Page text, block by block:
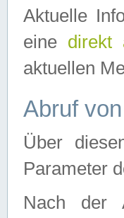
Aktuelle
eine direkt
aktuellen
Abruf
Über
Parameter
Nach der